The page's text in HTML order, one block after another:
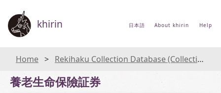
khirin 日本語 About khirin Help
Home Rekihaku Collection Database (Collections Database of the National Museum of Japanese History)
養老生命保險証券